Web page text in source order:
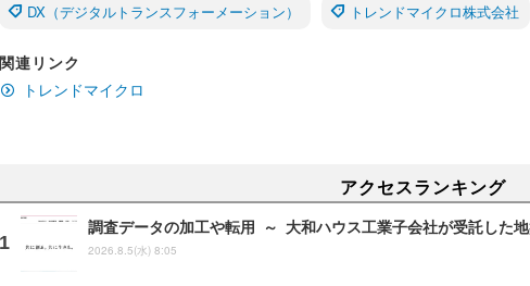
DX（デジタルトランスフォーメーション） トレンドマイクロ株式会社
関連リンク
トレンドマイクロ
アクセスランキング
調査データの加工や転用 ～ 大和ハウス工業子会社が受託した
2026.8.5(水) 8:05